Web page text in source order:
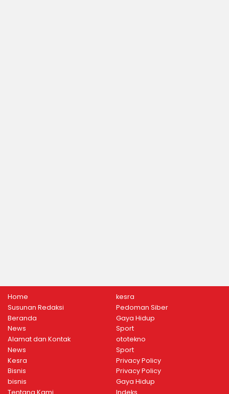
Home
Susunan Redaksi
Beranda
News
Alamat dan Kontak
News
Kesra
Bisnis
bisnis
Tentang Kami
kesra
Pedoman Siber
Gaya Hidup
Sport
ototekno
Sport
Privacy Policy
Privacy Policy
Gaya Hidup
Indeks